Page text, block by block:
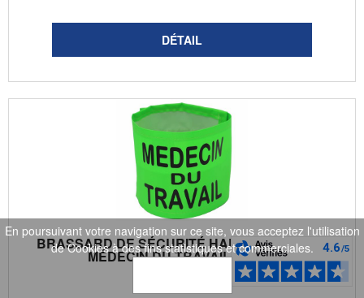
BRASSARD DE SÉCURITÉ HAUTE VISIBLITÉ -
MÉDECIN DU TRAVAIL - VERT
En poursuivant votre navigation sur ce site, vous acceptez l'utilisation
de Cookies à des fins statistiques et commerciales.